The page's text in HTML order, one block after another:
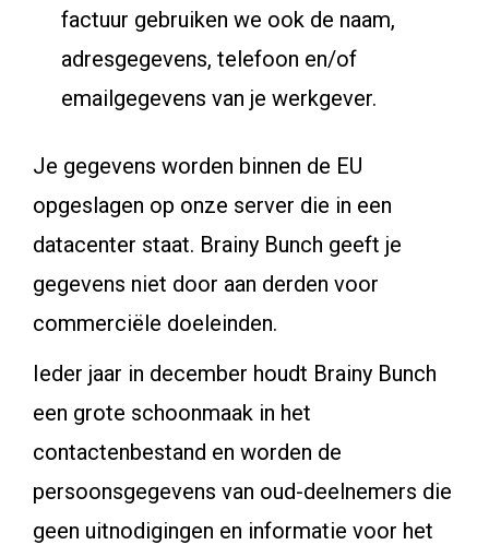
factuur gebruiken we ook de naam,
adresgegevens, telefoon en/of
emailgegevens van je werkgever.
Je gegevens worden binnen de EU
opgeslagen op onze server die in een
datacenter staat. Brainy Bunch geeft je
gegevens niet door aan derden voor
commerciële doeleinden.
Ieder jaar in december houdt Brainy Bunch
een grote schoonmaak in het
contactenbestand en worden de
persoonsgegevens van oud-deelnemers die
geen uitnodigingen en informatie voor het